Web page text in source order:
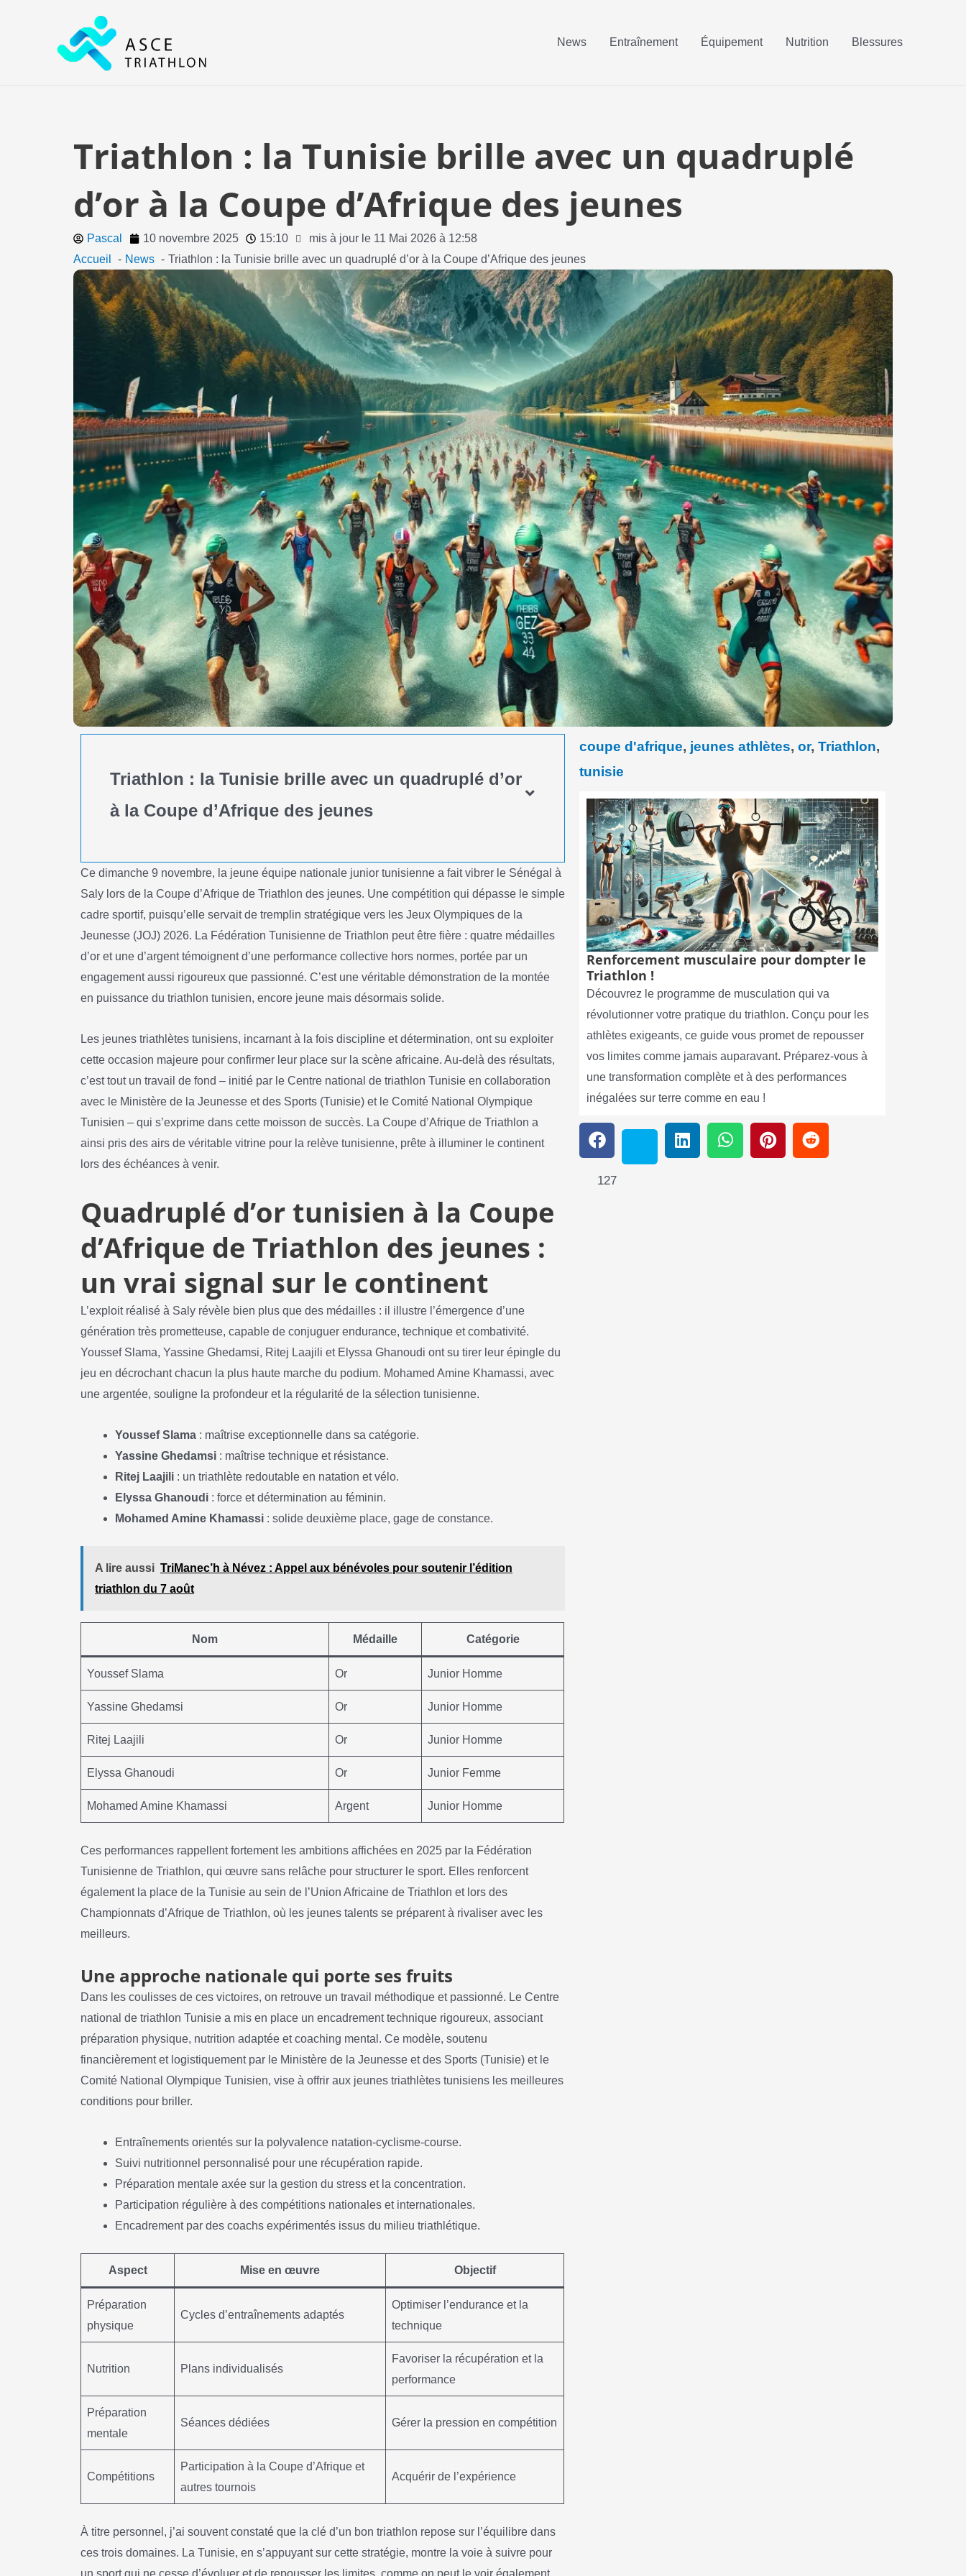
News Entraînement Équipement Nutrition Blessures
Triathlon : la Tunisie brille avec un quadruplé
d’or à la Coupe d’Afrique des jeunes
Pascal 10 novembre 2025 15:10
mis à jour le 11 Mai 2026 à 12:58
Accueil
News Triathlon : la Tunisie brille avec un quadruplé d’or à la Coupe d’Afrique des jeunes
Triathlon : la Tunisie brille avec un quadruplé d’or
à la Coupe d’Afrique des jeunes
Ce dimanche 9 novembre, la jeune équipe nationale junior tunisienne a fait vibrer le Sénégal à
Saly lors de la Coupe d’Afrique de Triathlon des jeunes. Une compétition qui dépasse le simple
cadre sportif, puisqu’elle servait de tremplin stratégique vers les Jeux Olympiques de la
Jeunesse (JOJ) 2026. La Fédération Tunisienne de Triathlon peut être fière : quatre médailles
d’or et une d’argent témoignent d’une performance collective hors normes, portée par un
engagement aussi rigoureux que passionné. C’est une véritable démonstration de la montée
en puissance du triathlon tunisien, encore jeune mais désormais solide.
Les jeunes triathlètes tunisiens, incarnant à la fois discipline et détermination, ont su exploiter
cette occasion majeure pour confirmer leur place sur la scène africaine. Au-delà des résultats,
c’est tout un travail de fond – initié par le Centre national de triathlon Tunisie en collaboration
avec le Ministère de la Jeunesse et des Sports (Tunisie) et le Comité National Olympique
Tunisien – qui s’exprime dans cette moisson de succès. La Coupe d’Afrique de Triathlon a
ainsi pris des airs de véritable vitrine pour la relève tunisienne, prête à illuminer le continent
lors des échéances à venir.
Quadruplé d’or tunisien à la Coupe
d’Afrique de Triathlon des jeunes :
un vrai signal sur le continent
L’exploit réalisé à Saly révèle bien plus que des médailles : il illustre l’émergence d’une
génération très prometteuse, capable de conjuguer endurance, technique et combativité.
Youssef Slama, Yassine Ghedamsi, Ritej Laajili et Elyssa Ghanoudi ont su tirer leur épingle du
jeu en décrochant chacun la plus haute marche du podium. Mohamed Amine Khamassi, avec
une argentée, souligne la profondeur et la régularité de la sélection tunisienne.
Youssef Slama : maîtrise exceptionnelle dans sa catégorie.
Yassine Ghedamsi : maîtrise technique et résistance.
Ritej Laajili : un triathlète redoutable en natation et vélo.
Elyssa Ghanoudi : force et détermination au féminin.
Mohamed Amine Khamassi : solide deuxième place, gage de constance.
A lire aussi TriManec’h à Névez : Appel aux bénévoles pour soutenir l’édition
triathlon du 7 août
Nom Médaille Catégorie
Youssef Slama Or Junior Homme
Yassine Ghedamsi Or Junior Homme
Ritej Laajili Or Junior Homme
Elyssa Ghanoudi Or Junior Femme
Mohamed Amine Khamassi Argent Junior Homme
Ces performances rappellent fortement les ambitions affichées en 2025 par la Fédération
Tunisienne de Triathlon, qui œuvre sans relâche pour structurer le sport. Elles renforcent
également la place de la Tunisie au sein de l’Union Africaine de Triathlon et lors des
Championnats d’Afrique de Triathlon, où les jeunes talents se préparent à rivaliser avec les
meilleurs.
Une approche nationale qui porte ses fruits
Dans les coulisses de ces victoires, on retrouve un travail méthodique et passionné. Le Centre
national de triathlon Tunisie a mis en place un encadrement technique rigoureux, associant
préparation physique, nutrition adaptée et coaching mental. Ce modèle, soutenu
financièrement et logistiquement par le Ministère de la Jeunesse et des Sports (Tunisie) et le
Comité National Olympique Tunisien, vise à offrir aux jeunes triathlètes tunisiens les meilleures
conditions pour briller.
Entraînements orientés sur la polyvalence natation-cyclisme-course.
Suivi nutritionnel personnalisé pour une récupération rapide.
Préparation mentale axée sur la gestion du stress et la concentration.
Participation régulière à des compétitions nationales et internationales.
Encadrement par des coachs expérimentés issus du milieu triathlétique.
Aspect Mise en œuvre Objectif
Préparation
physique
Cycles d’entraînements adaptés
Optimiser l’endurance et la
technique
Nutrition Plans individualisés
Favoriser la récupération et la
performance
Préparation
mentale
Séances dédiées Gérer la pression en compétition
Compétitions
Participation à la Coupe d’Afrique et
autres tournois
Acquérir de l’expérience
À titre personnel, j’ai souvent constaté que la clé d’un bon triathlon repose sur l’équilibre dans
ces trois domaines. La Tunisie, en s’appuyant sur cette stratégie, montre la voie à suivre pour
un sport qui ne cesse d’évoluer et de repousser les limites, comme on peut le voir également
coupe d'afrique, jeunes athlètes, or, Triathlon,
tunisie
Renforcement musculaire pour dompter le
Triathlon !
Découvrez le programme de musculation qui va
révolutionner votre pratique du triathlon. Conçu pour les
athlètes exigeants, ce guide vous promet de repousser
vos limites comme jamais auparavant. Préparez-vous à
une transformation complète et à des performances
inégalées sur terre comme en eau !
127